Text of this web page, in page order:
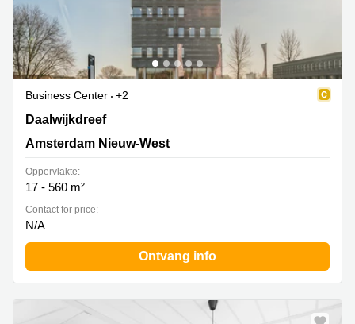
Business Center
+2
Daalwijkdreef 47, Amsterdam Nieuw-West
Daalwijkdreef
Amsterdam Nieuw-West
Oppervlakte:
17 - 560 m²
Contact for price:
N/A
Ontvang info